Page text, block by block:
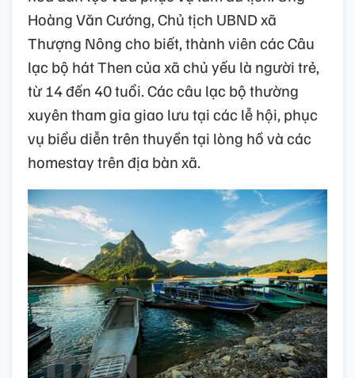
Hoàng Văn Cướng, Chủ tịch UBND xã
Thượng Nông cho biết, thành viên các Câu
lạc bộ hát Then của xã chủ yếu là người trẻ,
từ 14 đến 40 tuổi. Các câu lạc bộ thường
xuyên tham gia giao lưu tại các lễ hội, phục
vụ biểu diễn trên thuyền tại lòng hồ và các
homestay trên địa bàn xã.